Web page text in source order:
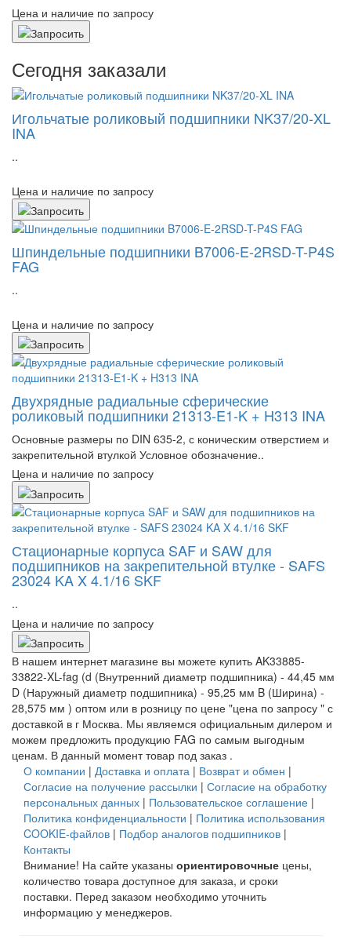
Цена и наличие по запросу
Сегодня заказали
Игольчатые роликовый подшипники NK37/20-XL
INA
..
Цена и наличие по запросу
Шпиндельные подшипники B7006-E-2RSD-T-P4S
FAG
..
Цена и наличие по запросу
Двухрядные радиальные сферические
роликовый подшипники 21313-E1-K + H313 INA
Основные размеры по DIN 635-2, с коническим отверстием и
закрепительной втулкой Условное обозначение..
Цена и наличие по запросу
Стационарные корпуса SAF и SAW для
подшипников на закрепительной втулке - SAFS
23024 KA X 4.1/16 SKF
..
Цена и наличие по запросу
В нашем интернет магазине вы можете купить AK33885-
33822-XL-fag (d (Внутренний диаметр подшипника) - 44,45 мм
D (Наружный диаметр подшипника) - 95,25 мм B (Ширина) -
28,575 мм ) оптом или в розницу по цене "цена по запросу " с
доставкой в г Москва. Мы являемся официальным дилером и
можем предложить продукцию FAG по самым выгодным
ценам. В данный момент товар под заказ .
О компании | Доставка и оплата | Возврат и обмен |
Согласие на получение рассылки | Согласие на обработку
персональных данных | Пользовательское соглашение |
Политика конфиденциальности | Политика использования
COOKIE-файлов | Подбор аналогов подшипников |
Контакты
Внимание! На сайте указаны ориентировочные цены,
количество товара доступное для заказа, и сроки
поставки. Перед заказом необходимо уточнить
информацию у менеджеров.